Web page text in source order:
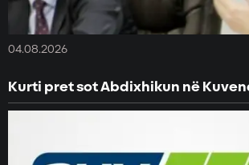
04.08.2026
Kurti pret sot Abdixhikun në